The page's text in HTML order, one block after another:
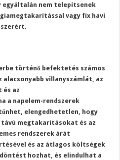
egyáltalán nem telepítsenek
vagy fix havi
történő befektetés számos
villanyszámlát, az
és az
a napelem-rendszerek
elengedhetetlen, hogy
távú megtakarításokat és az
rendszerek árát
és az átlagos költségek
hozhat, és elindulhat a